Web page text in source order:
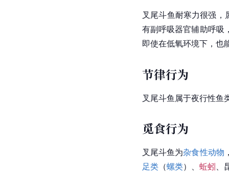
叉尾斗鱼耐寒力很强
有副呼吸器官辅助呼吸
即使在低氧环境下，也
节律行为
叉尾斗鱼属于夜行性鱼
觅食行为
叉尾斗鱼为杂食性动物
足类 （螺类）、 蚯蚓